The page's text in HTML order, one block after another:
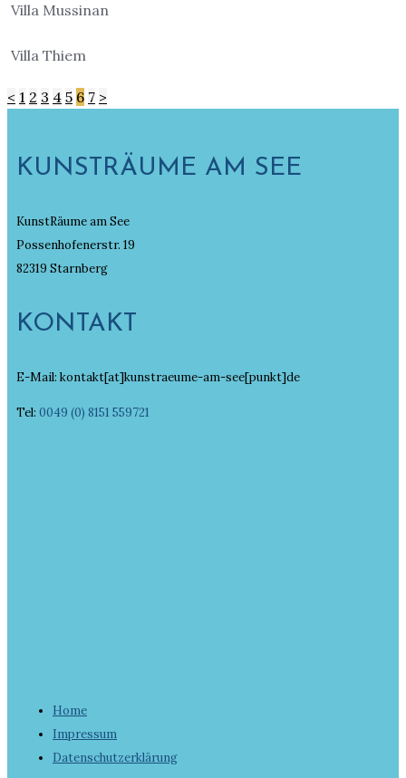
Villa Mussinan
Villa Thiem
< 1 2 3 4 5 6 7 >
KUNSTRÄUME AM SEE
KunstRäume am See
Possenhofenerstr. 19
82319 Starnberg
KONTAKT
E-Mail: kontakt[at]kunstraeume-am-see[punkt]de
Tel: 0049 (0) 8151 559721
Home
Impressum
Datenschutzerklärung